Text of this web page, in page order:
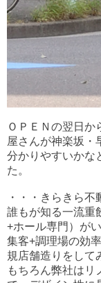
ＯＰＥＮの翌日か
屋さんが神楽坂・
分かりやすいかな
た。
・・・きらきら不
誰もが知る一流重
+ホール専門）がい
集客+調理場の効
規店舗造りをして
もちろん弊社はリ